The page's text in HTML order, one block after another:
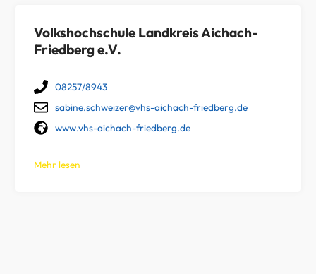
Volkshochschule Landkreis Aichach-
Friedberg e.V.
08257/8943
sabine.schweizer@vhs-aichach-friedberg.de
www.vhs-aichach-friedberg.de
Mehr lesen